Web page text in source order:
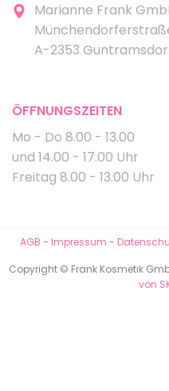
Marianne Frank
A-2353
ÖFFNUNGSZEITEN
Mo - Do 8.00 - 13.00
und 14.00 - 17.00 Uhr
Freitag 8.00 - 13.00 Uhr
AGB - Impressum -
Copyright © Frank Kosmetik
von